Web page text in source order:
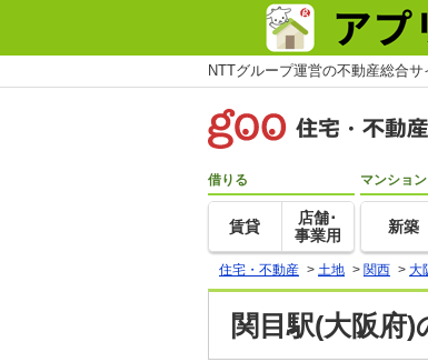
NTTグループ運営の不動産総合
借りる
賃貸
店舗･
事業用
マンショ
新築
住宅・不動産 > 土地 > 関西 > 大
関目駅(大阪府